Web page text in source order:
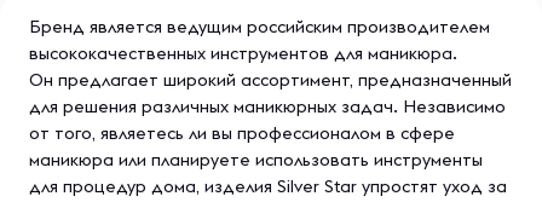
Бренд является ведущим российским производителем
высококачественных инструментов для маникюра.
Он предлагает широкий ассортимент, предназначенный
для решения различных маникюрных задач. Независимо
от того, являетесь ли вы профессионалом в сфере
маникюра или планируете использовать инструменты
для процедур дома, изделия Silver Star упростят уход за